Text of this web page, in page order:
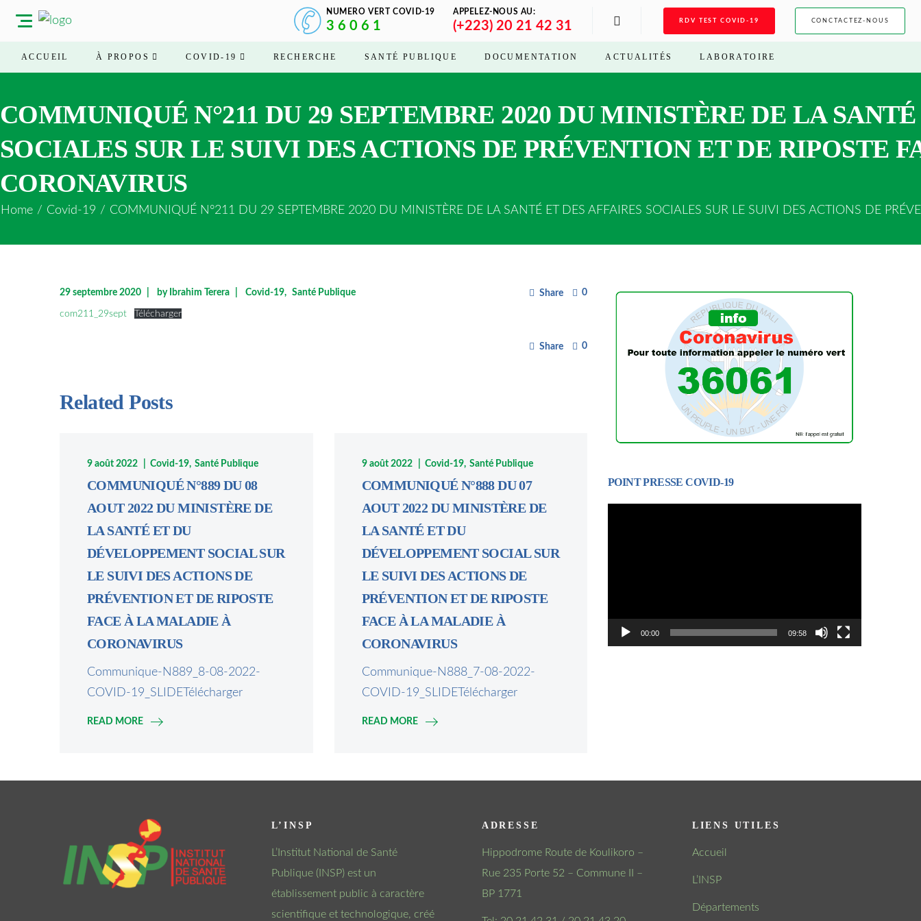
NUMERO VERT COVID-19
3 6 0 6 1
APPELEZ-NOUS AU:
(+223) 20 21 42 31 RDV TEST COVID-19 CONCTACTEZ-NOUS
ACCUEIL À PROPOS COVID-19 RECHERCHE SANTÉ PUBLIQUE DOCUMENTATION ACTUALITÉS LABORATOIRE
COMMUNIQUÉ N°211 DU 29 SEPTEMBRE 2020 DU MINISTÈRE DE LA
SOCIALES SUR LE SUIVI DES ACTIONS DE PRÉVENTION ET DE RIPOSTE
CORONAVIRUS
Home / Covid-19 / COMMUNIQUÉ N°211 DU 29 SEPTEMBRE 2020 DU MINISTÈRE DE LA SANTÉ ET DES AFFAIRES SOCIALES SUR LE SUIVI DES ACTIONS DE
29 septembre 2020 by Ibrahim Terera Covid-19 Santé Publique Share 0
com211_29sept Télécharger
Share 0
Related Posts
9 août 2022 Covid-19 Santé Publique
COMMUNIQUÉ N°889 DU 08
AOUT 2022 DU MINISTÈRE DE
LA SANTÉ ET DU
DÉVELOPPEMENT SOCIAL SUR
LE SUIVI DES ACTIONS DE
PRÉVENTION ET DE RIPOSTE
FACE À LA MALADIE À
CORONAVIRUS
Communique-N889_8-08-2022-
COVID-19_SLIDETélécharger
READ MORE
9 août 2022 Covid-19 Santé Publique
COMMUNIQUÉ N°888 DU 07
AOUT 2022 DU MINISTÈRE DE
LA SANTÉ ET DU
DÉVELOPPEMENT SOCIAL SUR
LE SUIVI DES ACTIONS DE
PRÉVENTION ET DE RIPOSTE
FACE À LA MALADIE À
CORONAVIRUS
Communique-N888_7-08-2022-
COVID-19_SLIDETélécharger
READ MORE
POINT PRESSE COVID-19
00:00 09:58
L’INSP
L’Institut National de Santé
Publique (INSP) est un
établissement public à caractère
scientifique et technologique, créé
ADRESSE
Hippodrome Route de Koulikoro –
Rue 235 Porte 52 – Commune II –
BP 1771
LIENS UTILES
Accueil
L’INSP
Départements